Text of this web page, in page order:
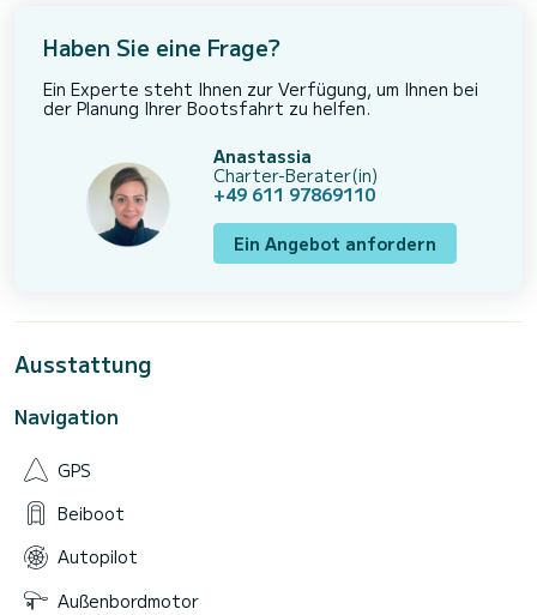
Haben Sie eine Frage?
Ein Experte steht Ihnen zur Verfügung, um Ihnen bei
der Planung Ihrer Bootsfahrt zu helfen.
Anastassia
Charter-Berater(in)
+49 611 97869110
Ein Angebot anfordern
Ausstattung
Navigation
GPS
Beiboot
Autopilot
Außenbordmotor